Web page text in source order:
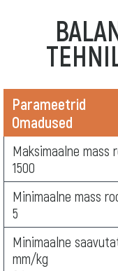
Parameetrid
Omadused
Maksimaalne mass
1500
Minimaalne mass
5
Minimaalne
mm/kg